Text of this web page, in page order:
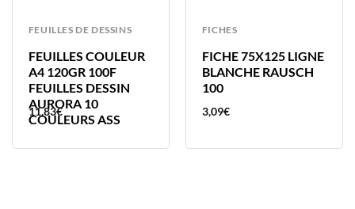
FEUILLES DE DESSINS
FEUILLES COULEUR
A4 120GR 100F
FEUILLES DESSIN
AURORA 10
COULEURS ASS
11,83€
FICHES
FICHE 75X125 LIGNE
BLANCHE RAUSCH
100
3,09€